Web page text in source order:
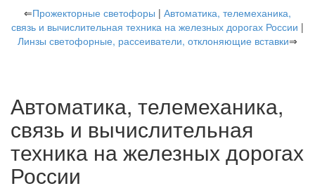
⇐Прожекторные светофоры | Автоматика, телемеханика,
связь и вычислительная техника на железных дорогах России |
Линзы светофорные, рассеиватели, отклоняющие вставки⇒
Автоматика, телемеханика,
связь и вычислительная
техника на железных дорогах
России